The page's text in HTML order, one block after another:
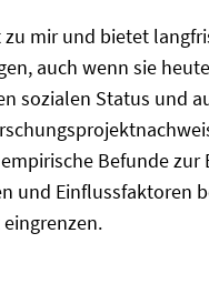
mir und bietet
auch wenn sie
sozialen Status und
Befunde
und Einflussfaktoren